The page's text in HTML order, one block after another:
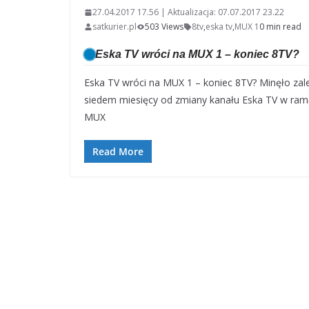
27.04.2017 17.56 | Aktualizacja: 07.07.2017 23.22
satkurier.pl
503 Views 8tv,eska tv,MUX 1 0 min read
Eska TV wróci na MUX 1 – koniec 8TV?
Eska TV wróci na MUX 1 – koniec 8TV? Minęło
siedem miesięcy od zmiany kanału Eska TV w
MUX
Read More